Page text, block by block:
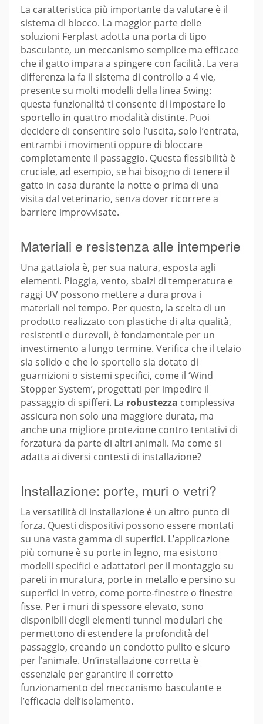
La caratteristica più importante da valutare è il
sistema di blocco. La maggior parte delle
soluzioni Ferplast adotta una porta di tipo
basculante, un meccanismo semplice ma efficace
che il gatto impara a spingere con facilità. La vera
differenza la fa il sistema di controllo a 4 vie,
presente su molti modelli della linea Swing:
questa funzionalità ti consente di impostare lo
sportello in quattro modalità distinte. Puoi
decidere di consentire solo l’uscita, solo l’entrata,
entrambi i movimenti oppure di bloccare
completamente il passaggio. Questa flessibilità è
cruciale, ad esempio, se hai bisogno di tenere il
gatto in casa durante la notte o prima di una
visita dal veterinario, senza dover ricorrere a
barriere improvvisate.
Materiali e resistenza alle intemperie
Una gattaiola è, per sua natura, esposta agli
elementi. Pioggia, vento, sbalzi di temperatura e
raggi UV possono mettere a dura prova i
materiali nel tempo. Per questo, la scelta di un
prodotto realizzato con plastiche di alta qualità,
resistenti e durevoli, è fondamentale per un
investimento a lungo termine. Verifica che il telaio
sia solido e che lo sportello sia dotato di
guarnizioni o sistemi specifici, come il ‘Wind
Stopper System’, progettati per impedire il
passaggio di spifferi. La robustezza complessiva
assicura non solo una maggiore durata, ma
anche una migliore protezione contro tentativi di
forzatura da parte di altri animali. Ma come si
adatta ai diversi contesti di installazione?
Installazione: porte, muri o vetri?
La versatilità di installazione è un altro punto di
forza. Questi dispositivi possono essere montati
su una vasta gamma di superfici. L’applicazione
più comune è su porte in legno, ma esistono
modelli specifici e adattatori per il montaggio su
pareti in muratura, porte in metallo e persino su
superfici in vetro, come porte-finestre o finestre
fisse. Per i muri di spessore elevato, sono
disponibili degli elementi tunnel modulari che
permettono di estendere la profondità del
passaggio, creando un condotto pulito e sicuro
per l’animale. Un’installazione corretta è
essenziale per garantire il corretto
funzionamento del meccanismo basculante e
l’efficacia dell’isolamento.